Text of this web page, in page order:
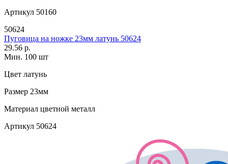
Артикул 50160
50624
Пуговица на ножке 23мм латунь 50624
29.56 р.
Мин. 100 шт
Цвет латунь
Размер 23мм
Материал цветной металл
Артикул 50624